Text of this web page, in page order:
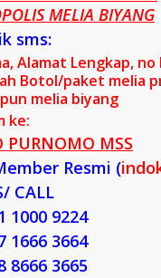
MELIA BIYANG
sms:
Alamat Lengkap, no
Botol/paket melia
melia biyang
ke:
PURNOMO MSS
Resmi (
CALL
1000 9224
1666 3664
8666 3665